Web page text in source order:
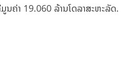
ຄ່າ 19.060 ລ້ານໂດລາສະຫະລັດ.